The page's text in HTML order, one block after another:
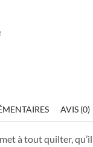
AVIS (0)
à tout quilter,